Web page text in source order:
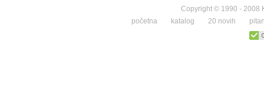
Copyright © 1990 - 2008
početna
katalog 20 novih